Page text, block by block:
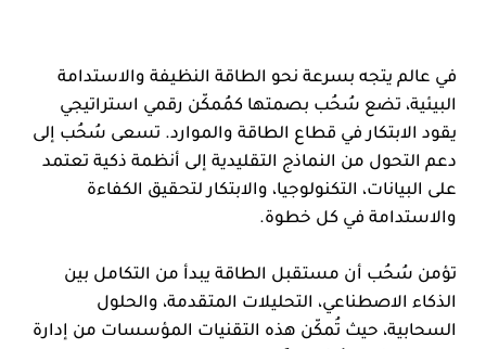
في عالم يتجه بسرعة نحو الطاقة النظيفة والاستدامة
البيئية، تضع سُحُب بصمتها كمُمكّن رقمي استراتيجي
يقود الابتكار في قطاع الطاقة والموارد. تسعى سُحُب إلى
دعم التحول من النماذج التقليدية إلى أنظمة ذكية تعتمد
على البيانات، التكنولوجيا، والابتكار لتحقيق الكفاءة
والاستدامة في كل خطوة.
تؤمن سُحُب أن مستقبل الطاقة يبدأ من التكامل بين
الذكاء الاصطناعي، التحليلات المتقدمة، والحلول
السحابية، حيث تُمكّن هذه التقنيات المؤسسات من إدارة